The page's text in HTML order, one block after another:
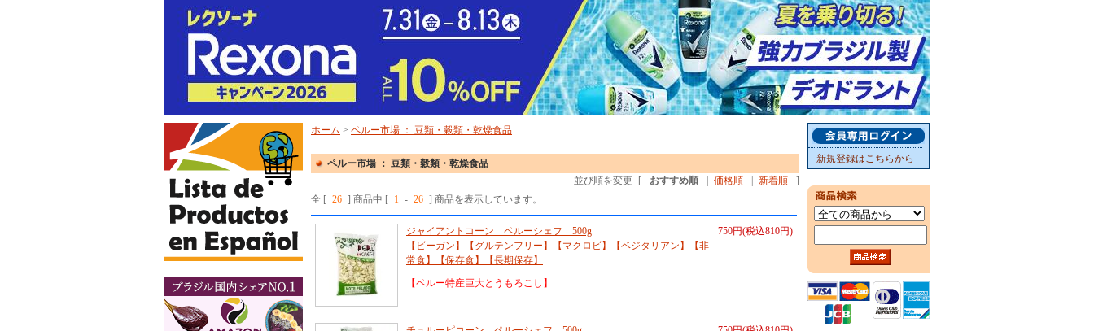
ホーム > ペルー市場 ： 豆類・穀類・乾燥食品
ペルー市場 ： 豆類・穀類・乾燥食品
並び順を変更
[ おすすめ順 価格順 新着順
]
全 [ 26 ] 商品中 [ 1 - 26 ] 商品を表示しています。
750円(税込810円)
ジャイアントコーン ペルーシェフ 500g
【ビーガン】【グルテンフリー】【マクロビ】【ベジタリアン】【非
常食】【保存食】【長期保存】
【ペルー特産巨大とうもろこし】
新規登録はこちらから